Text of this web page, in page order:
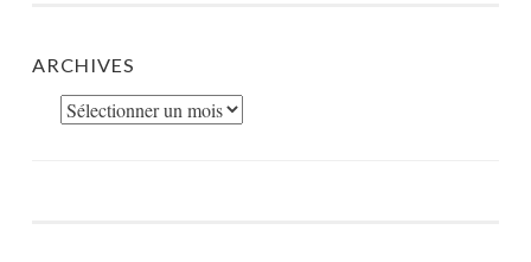
ARCHIVES
Archives